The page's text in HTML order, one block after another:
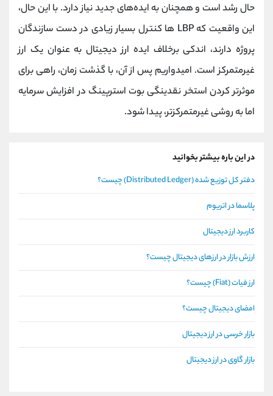
حال رشد است و همچنان به ایده‌های جدید نیاز دارد. با این حال،
این واقعیت که LBP ها کنترل بسیار زیادی در دست سازندگان
پروژه دارند، اندکی برخلاف ایده ارز دیجیتال به عنوان یک ارز
غیرمتمرکز است. امیدواریم پس از آن، با گذشت زمان، راهی برای
موثرتر کردن استخر نقدینگی بوت استرپینگ در افزایش سرمایه
اما به روشی غیرمتمرکزتر، پیدا شود.
در این باره بیشتر بخوانید
دفتر کل توزیع شده (Distributed Ledger) چیست؟
پلاسما در اتریوم
کاربرد ارز دیجیتال
ارزش بازار در ارزهای دیجیتال چیست؟
ارز فیات (Fiat) چیست؟
امضای دیجیتال چیست؟
بازار خرسی در ارز دیجیتال
بازار گاوی در ارز دیجیتال